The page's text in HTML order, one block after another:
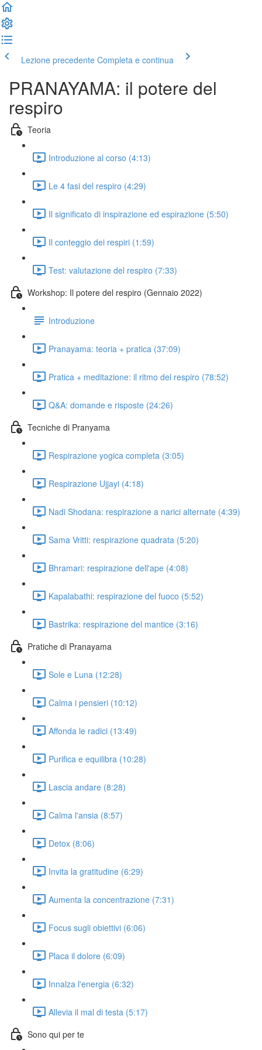
Lezione precedente Completa e continua
PRANAYAMA: il potere del
respiro
Teoria
Introduzione al corso (4:13)
Le 4 fasi del respiro (4:29)
Il significato di inspirazione ed espirazione (5:50)
Il conteggio dei respiri (1:59)
Test: valutazione del respiro (7:33)
Workshop: Il potere del respiro (Gennaio 2022)
Introduzione
Pranayama: teoria + pratica (37:09)
Pratica + meditazione: il ritmo del respiro (78:52)
Q&A: domande e risposte (24:26)
Tecniche di Pranyama
Respirazione yogica completa (3:05)
Respirazione Ujjayi (4:18)
Nadi Shodana: respirazione a narici alternate (4:39)
Sama Vritti: respirazione quadrata (5:20)
Bhramari: respirazione dell'ape (4:08)
Kapalabathi: respirazione del fuoco (5:52)
Bastrika: respirazione del mantice (3:16)
Pratiche di Pranayama
Sole e Luna (12:28)
Calma i pensieri (10:12)
Affonda le radici (13:49)
Purifica e equilibra (10:28)
Lascia andare (8:28)
Calma l'ansia (8:57)
Detox (8:06)
Invita la gratitudine (6:29)
Aumenta la concentrazione (7:31)
Focus sugli obiettivi (6:06)
Placa il dolore (6:09)
Innalza l'energia (6:32)
Allevia il mal di testa (5:17)
Sono qui per te